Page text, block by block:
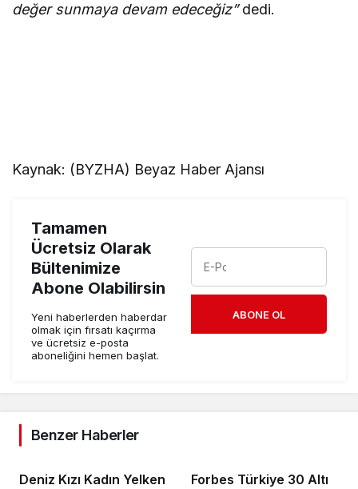
değer sunmaya devam edeceğiz”dedi.
Kaynak: (BYZHA) Beyaz Haber Ajansı
Tamamen
Ücretsiz Olarak
Bültenimize
Abone Olabilirsin
Yeni haberlerden haberdar
olmak için fırsatı kaçırma
ve ücretsiz e-posta
aboneliğini hemen başlat.
ABONE OL
Benzer Haberler
Deniz Kızı Kadın Yelken
Forbes Türkiye 30 Altı